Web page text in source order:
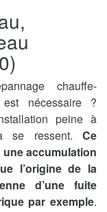
chauffe-
est nécessaire ?
peine à
se ressent. Ce
accumulation
l’origine de la
d’une fuite
par exemple.